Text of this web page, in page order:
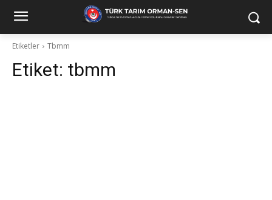
Etiketler Tbmm
Etiket: tbmm